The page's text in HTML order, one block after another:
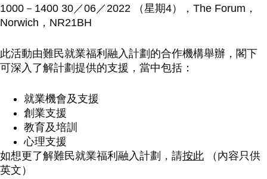
1000－1400 30／06／2022 （星期4），The Forum，
Norwich，NR21BH
此活動由難民就業福利融入計劃的合作機構舉辦，閣下
可深入了解計劃提供的支援，當中包括：
就業機會及支援
創業支援
教育及培訓
心理支援
如想更了解難民就業福利融入計劃，請按此 （內容只供
英文）